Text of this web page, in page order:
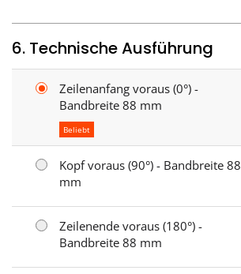
6. Technische Ausführung
Zeilenanfang voraus (0°) -
Bandbreite 88 mm
Beliebt
Kopf voraus (90°) - Bandbreite 88
mm
Zeilenende voraus (180°) -
Bandbreite 88 mm